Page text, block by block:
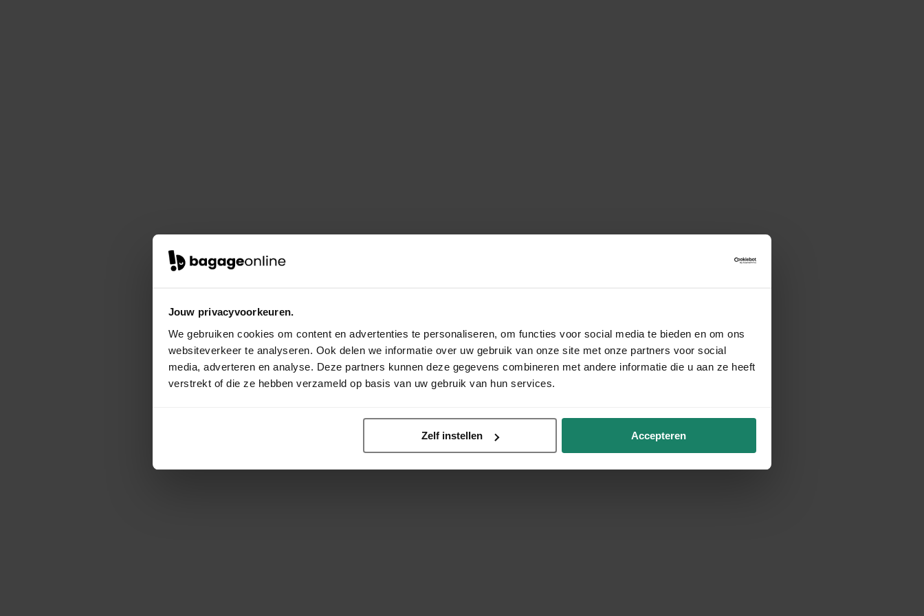
Jouw privacyvoorkeuren.
We gebruiken cookies om content en advertenties te personaliseren, om functies voor social media te bieden en om ons
websiteverkeer te analyseren. Ook delen we informatie over uw gebruik van onze site met onze partners voor social
media, adverteren en analyse. Deze partners kunnen deze gegevens combineren met andere informatie die u aan ze heeft
verstrekt of die ze hebben verzameld op basis van uw gebruik van hun services.
Zelf instellen Accepteren